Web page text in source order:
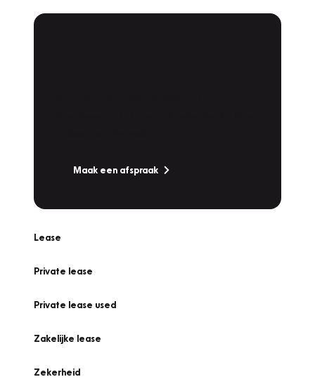
Maak een afspraak
Lease
Private lease
Private lease used
Zakelijke lease
Zekerheid